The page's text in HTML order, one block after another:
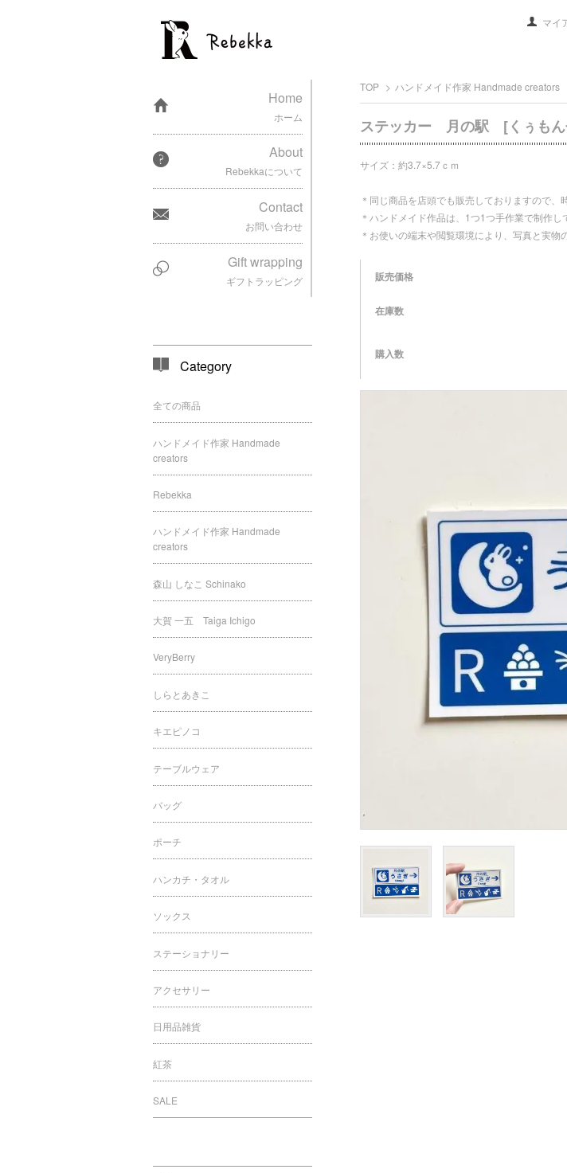
マイ
TOP > ハンドメイド作家 Handmade creators
ステッカー 月の駅 [くぅも
サイズ：約3.7×5.7ｃｍ
＊同じ商品を店頭でも販売しておりますので、
＊ハンドメイド作品は、1つ1つ手作業で制作
＊お使いの端末や閲覧環境により、写真と実物
販売価格
在庫数
購入数
Home
ホーム
About
Rebekkaについて
Contact
お問い合わせ
Gift wrapping
ギフトラッピング
Category
全ての商品
ハンドメイド作家 Handmade
creators
Rebekka
ハンドメイド作家 Handmade
creators
森山 しなこ Schinako
大賀 一五 Taiga Ichigo
VeryBerry
しらとあきこ
キエピノコ
テーブルウェア
バッグ
ポーチ
ハンカチ・タオル
ソックス
ステーショナリー
アクセサリー
日用品雑貨
紅茶
SALE